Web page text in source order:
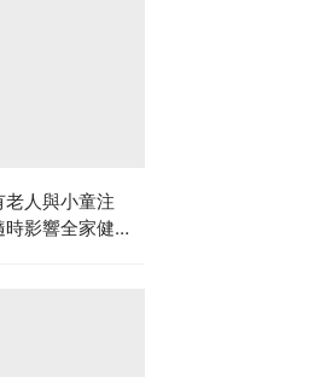
老人與小童注
影響全家健康